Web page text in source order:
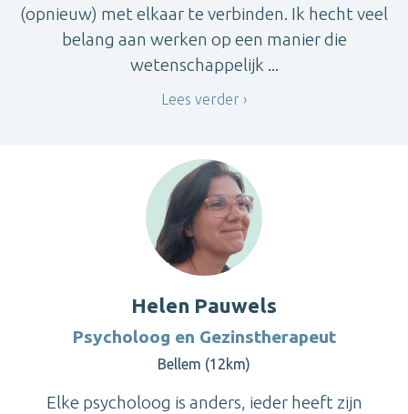
(opnieuw) met elkaar te verbinden. Ik hecht veel
belang aan werken op een manier die
wetenschappelijk ...
Lees verder
Helen Pauwels
Psycholoog en Gezinstherapeut
Bellem (12km)
Elke psycholoog is anders, ieder heeft zijn